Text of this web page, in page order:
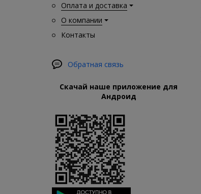
Оплата и доставка
О компании
Контакты
Обратная связь
Скачай наше приложение для
Андроид